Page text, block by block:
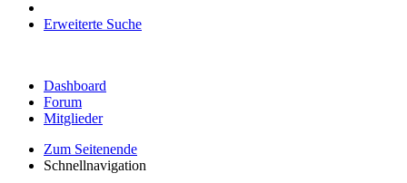
Erweiterte Suche
Dashboard
Forum
Mitglieder
Zum Seitenende
Schnellnavigation